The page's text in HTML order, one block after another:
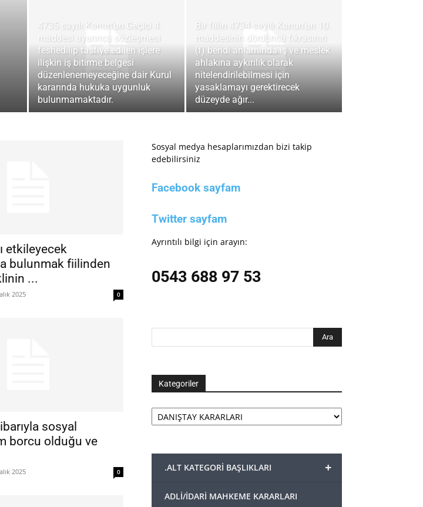
4735 sayılı Kanun’un Geçici 4.
maddesi uyarınca sözleşmesi
feshedilip tasfiye edilen işlere
ilişkin iş bitirme belgesi
düzenlenemeyeceğine dair Kurul
kararında hukuka uygunluk
bulunmamaktadır.
Bir fiilin 4734 sayılı Kanun’un 10.
maddesinin dördüncü fıkrasının
(f) bendi anlamında iş ve meslek
ahlakına aykırılık olarak
nitelendirilebilmesi için
yasaklamayı gerektirecek
düzeyde ağır...
etkileyecek
bulunmak fiilinden
...
2025 0
sosyal
borcu olduğu ve
2025 0
Sosyal medya hesaplarımızdan bizi takip
edebilirsiniz
Facebook sayfam
Twitter sayfam
Ayrıntılı bilgi için arayın:
0543 688 97 53
Kategoriler
Kategoriler
+
.ALT KATEGORİ BAŞLIKLARI
ADLİ/İDARİ MAHKEME KARARLARI